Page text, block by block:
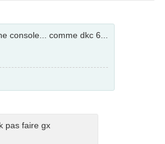
console... comme dkc 6...
pas faire gx